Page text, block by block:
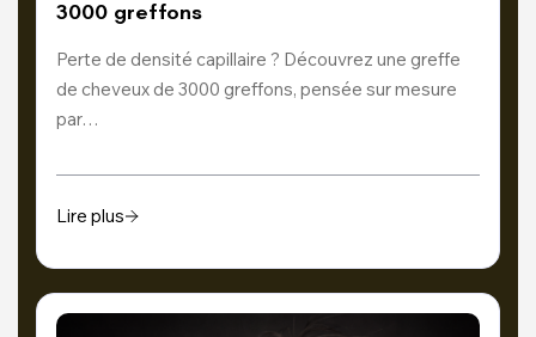
3000 greffons
Perte de densité capillaire ? Découvrez une greffe
de cheveux de 3000 greffons, pensée sur mesure
par…
Lire plus